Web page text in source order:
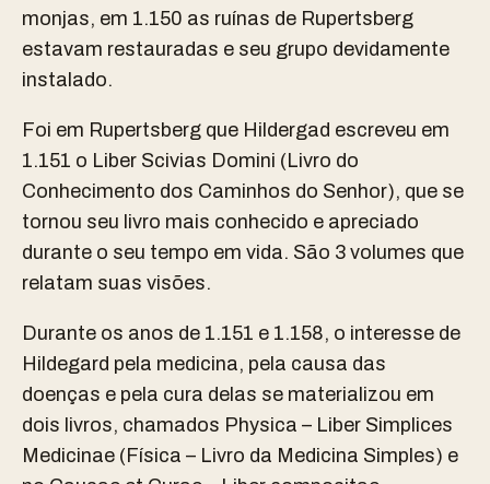
monjas, em 1.150 as ruínas de Rupertsberg
estavam restauradas e seu grupo devidamente
instalado.
Foi em Rupertsberg que Hildergad escreveu em
1.151 o Liber Scivias Domini (Livro do
Conhecimento dos Caminhos do Senhor), que se
tornou seu livro mais conhecido e apreciado
durante o seu tempo em vida. São 3 volumes que
relatam suas visões.
Durante os anos de 1.151 e 1.158, o interesse de
Hildegard pela medicina, pela causa das
doenças e pela cura delas se materializou em
dois livros, chamados Physica – Liber Simplices
Medicinae (Física – Livro da Medicina Simples) e